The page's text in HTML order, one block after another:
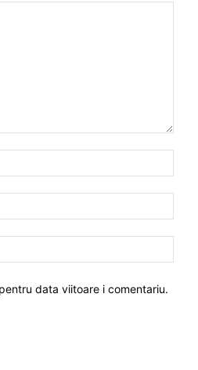
data viitoare i comentariu.